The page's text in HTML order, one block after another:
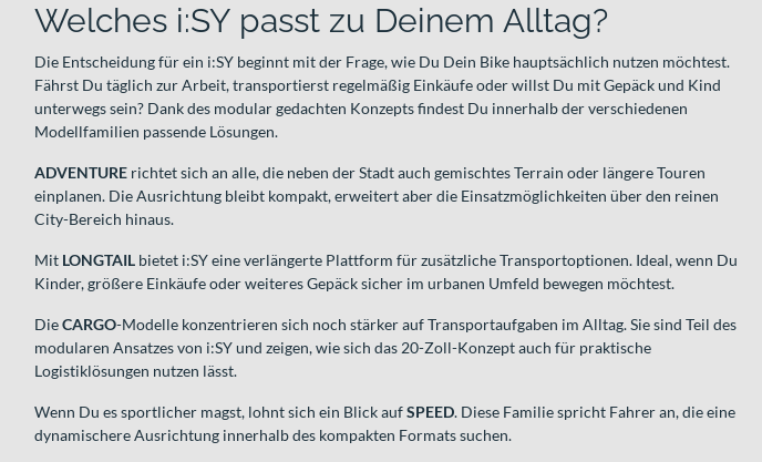
Welches i:SY passt zu Deinem Alltag?
Die Entscheidung für ein i:SY beginnt mit der Frage, wie Du Dein Bike hauptsächlich nutzen möchtest.
Fährst Du täglich zur Arbeit, transportierst regelmäßig Einkäufe oder willst Du mit Gepäck und Kind
unterwegs sein? Dank des modular gedachten Konzepts findest Du innerhalb der verschiedenen
Modellfamilien passende Lösungen.
ADVENTURE richtet sich an alle, die neben der Stadt auch gemischtes Terrain oder längere Touren
einplanen. Die Ausrichtung bleibt kompakt, erweitert aber die Einsatzmöglichkeiten über den reinen
City-Bereich hinaus.
Mit LONGTAIL bietet i:SY eine verlängerte Plattform für zusätzliche Transportoptionen. Ideal, wenn Du
Kinder, größere Einkäufe oder weiteres Gepäck sicher im urbanen Umfeld bewegen möchtest.
DieCARGO-Modelle konzentrieren sich noch stärker auf Transportaufgaben im Alltag. Sie sind Teil des
modularen Ansatzes von i:SY und zeigen, wie sich das 20-Zoll-Konzept auch für praktische
Logistiklösungen nutzen lässt.
Wenn Du es sportlicher magst, lohnt sich ein Blick aufSPEED. Diese Familie spricht Fahrer an, die eine
dynamischere Ausrichtung innerhalb des kompakten Formats suchen.